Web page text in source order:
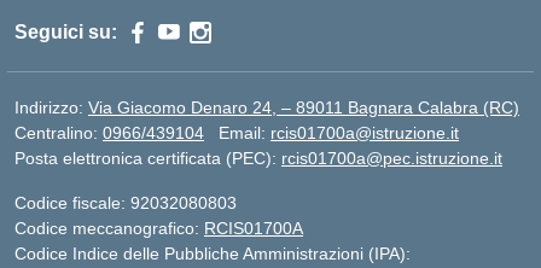
Seguici su:
Indirizzo: Via Giacomo Denaro 24, – 89011 Bagnara Calabra (RC)
Centralino: 0966/439104 Email: rcis01700a@istruzione.it
Posta elettronica certificata (PEC): rcis01700a@pec.istruzione.it
Codice fiscale: 92032080803
Codice meccanografico: RCIS01700A
Codice Indice delle Pubbliche Amministrazioni (IPA):